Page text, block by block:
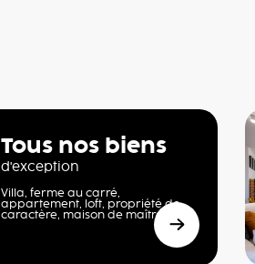
Tous nos biens
d'exception
Villa, ferme au carré,
appartement, loft, propriété de
caractère, maison de maître,…